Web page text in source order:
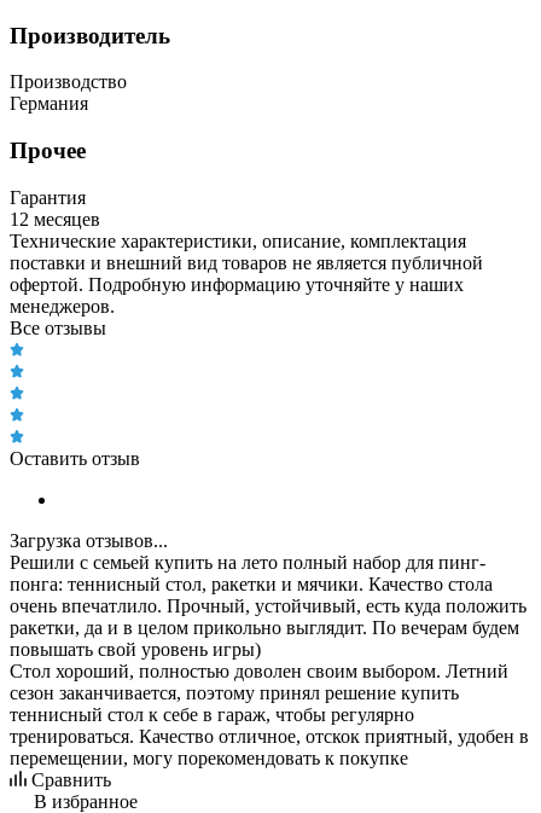
Производитель
Производство
Германия
Прочее
Гарантия
12 месяцев
Технические характеристики, описание, комплектация
поставки и внешний вид товаров не является публичной
офертой. Подробную информацию уточняйте у наших
менеджеров.
Все отзывы
Оставить отзыв
Загрузка отзывов...
Решили с семьей купить на лето полный набор для пинг-
понга: теннисный стол, ракетки и мячики. Качество стола
очень впечатлило. Прочный, устойчивый, есть куда положить
ракетки, да и в целом прикольно выглядит. По вечерам будем
повышать свой уровень игры)
Стол хороший, полностью доволен своим выбором. Летний
сезон заканчивается, поэтому принял решение купить
теннисный стол к себе в гараж, чтобы регулярно
тренироваться. Качество отличное, отскок приятный, удобен в
перемещении, могу порекомендовать к покупке
Сравнить
В избранное